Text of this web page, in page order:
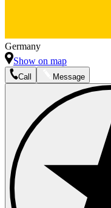
Germany
Show on map
Call Message